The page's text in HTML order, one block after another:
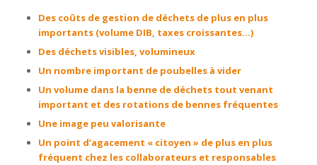
Des coûts de gestion de déchets de plus en plus
importants (volume DIB, taxes croissantes…)
Des déchets visibles, volumineux
Un nombre important de poubelles à vider
Un volume dans la benne de déchets tout venant
important et des rotations de bennes fréquentes
Une image peu valorisante
Un point d’agacement « citoyen » de plus en plus
fréquent chez les collaborateurs et responsables